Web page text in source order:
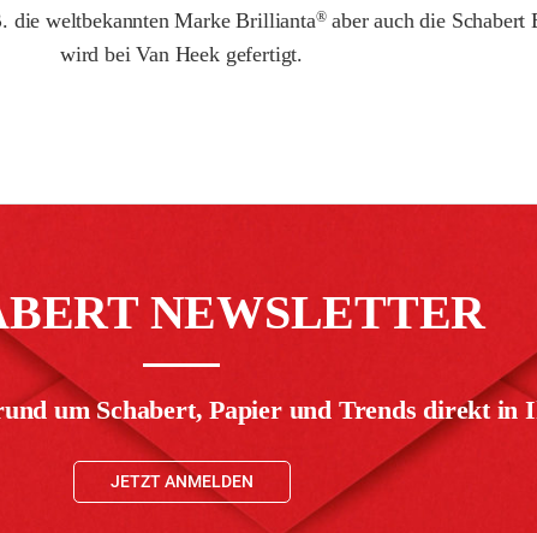
die weltbekannten Marke Brillianta®aber auch die Schabert
wird bei Van Heek gefertigt.
NEWSLETTER
um Schabert, Papier und Trends direkt in
JETZT ANMELDEN